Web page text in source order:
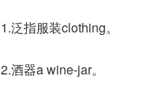
1.泛指服装clothing。
2.酒器a wine-jar。